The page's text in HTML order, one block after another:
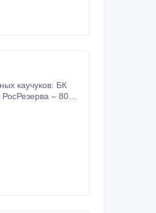
каучуков: БК